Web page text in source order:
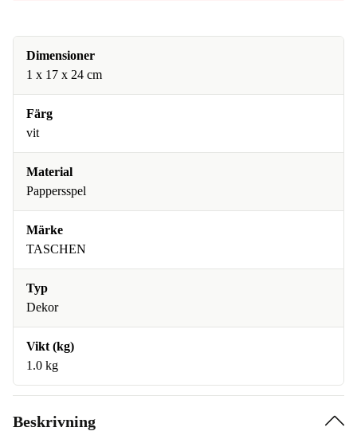
Dimensioner
1 x 17 x 24 cm
Färg
vit
Material
Pappersspel
Märke
TASCHEN
Typ
Dekor
Vikt (kg)
1.0 kg
Beskrivning